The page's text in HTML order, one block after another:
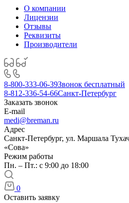
О компании
Лицензии
Отзывы
Реквизиты
Производители
8-800-333-06-39Звонок бесплатный
8-812-336-54-66Санкт-Петербург
Заказать звонок
E-mail
medi@breman.ru
Адрес
Санкт-Петербург, ул. Маршала
«Сова»
Режим работы
Пн. – Пт.: с 9:00 до 18:00
0
Оставить заявку